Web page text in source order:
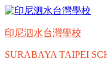
Skip
content
印尼泗水台灣學校
SURABAYA TAIPEI